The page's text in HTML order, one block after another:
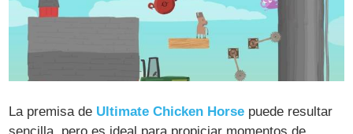
La premisa de Ultimate Chicken Horse puede resultar